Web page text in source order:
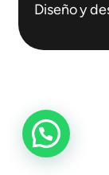
Diseño y